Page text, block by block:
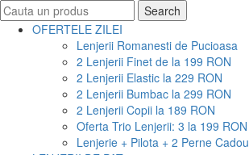
Search
for:
Search
OFERTELE ZILEI
Lenjerii Romanesti de Pucioasa
2 Lenjerii Finet de la 199 RON
2 Lenjerii Elastic la 229 RON
2 Lenjerii Bumbac la 299 RON
2 Lenjerii Copii la 189 RON
Oferta Trio Lenjerii: 3 la 199 RON
Lenjerie + Pilota + 2 Perne Cadou